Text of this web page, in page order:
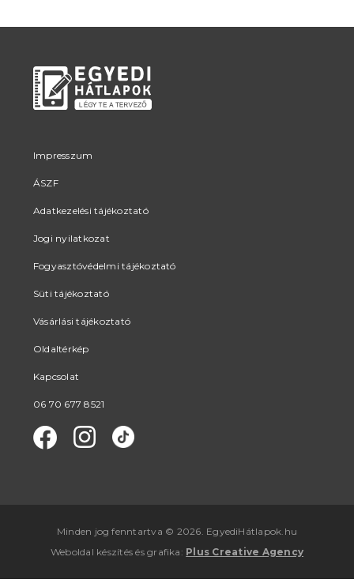
Impresszum
ÁSZF
Adatkezelési tájékoztató
Jogi nyilatkozat
Fogyasztóvédelmi tájékoztató
Süti tájékoztató
Vásárlási tájékoztató
Oldaltérkép
Kapcsolat
06 70 677 8521
Minden jog fenntartva © 2026. EgyediHátlapok.hu
Weboldal készítés ésgrafika : Plus Creative Agency